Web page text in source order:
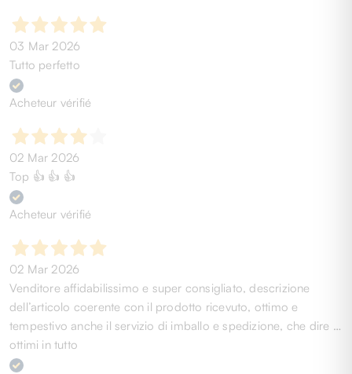
03 Mar 2026
Tutto perfetto
Acheteur vérifié
02 Mar 2026
Top 👍 👍 👍
Acheteur vérifié
02 Mar 2026
Venditore affidabilissimo e super consigliato, descrizione
dell’articolo coerente con il prodotto ricevuto, ottimo e
tempestivo anche il servizio di imballo e spedizione, che dire …
ottimi in tutto